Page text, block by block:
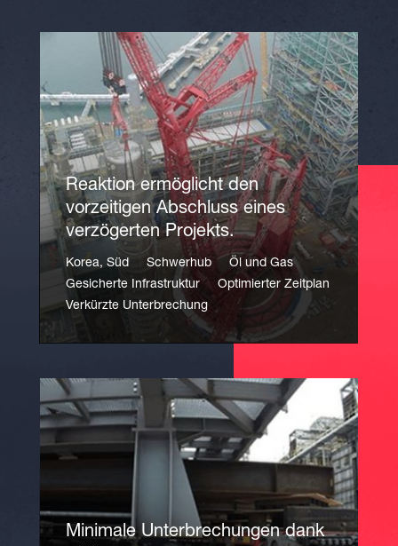
Reaktion ermöglicht den
vorzeitigen Abschluss eines
verzögerten Projekts.
Korea, Süd Schwerhub
Öl und Gas
Gesicherte Infrastruktur
Optimierter Zeitplan
Verkürzte Unterbrechung
Minimale Unterbrechungen dank